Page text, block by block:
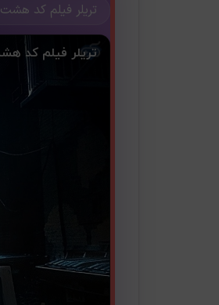
تریلر فیلم کد هشت